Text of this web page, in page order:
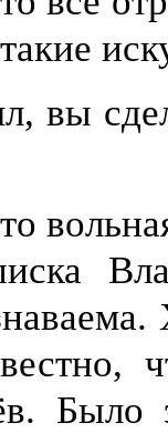
вы
Было